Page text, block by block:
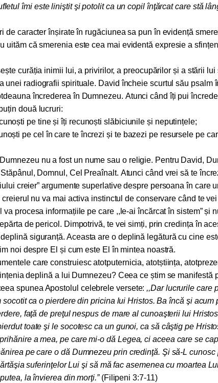
îmi este liniştit şi potolit ca un copil înţărcat care stă
de caracter înșirate în rugăciunea sa pun în evidență
uităm că smerenia este cea mai evidentă expresie a
curăția inimii lui, a privirilor, a preocupărilor și a stării lui
unei radiografii spirituale. David încheie scurtul său psalm
încrederea în Dumnezeu. Atunci când îți pui
două lucruri:
pe tine și îți recunoști slăbiciunile și neputințele;
pe cel în care te încrezi și te bazezi pe resursele pe
nu a fost un nume sau o religie. Pentru David,
Domnul, Cel Preaînalt. Atunci când vrei să te
creier” argumente superlative despre persoana în care
creierul nu va mai activa instinctul de conservare când te
va procesa informațiile pe care ,,le-ai încărcat în sistem” și
de pericol. Dimpotrivă, te vei simți, prin credința în
siguranță. Aceasta are o deplină legătură cu cine
noi despre El și cum este El în mintea noastră.
care construiesc atotputernicia, atotștiința,
deplină a lui Dumnezeu?Ceea ce știm se manifestă
spunea Apostolul celebrele versete: ,,Dar lucrurile care
socotit ca o pierdere din pricina lui Hristos. Ba încă şi acum
faţă de preţul nespus de mare al cunoaşterii lui
toate şi le socotesc ca un gunoi, ca să câştig pe
a mea, pe care mi-o dă Legea, ci aceea care se
pe care o dă Dumnezeu prin credinţă. Şi să-L cunosc
suferinţelor Lui şi să mă fac asemenea cu moartea
la învierea din morţi.” (Filipeni 3:7-11)